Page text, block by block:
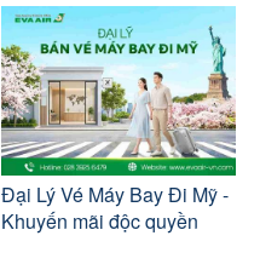
Đại Lý Vé Máy Bay Đi Mỹ -
Khuyến mãi độc quyền